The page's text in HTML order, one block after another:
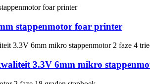
stappenmotor foar printer
3.3V 6mm mikro